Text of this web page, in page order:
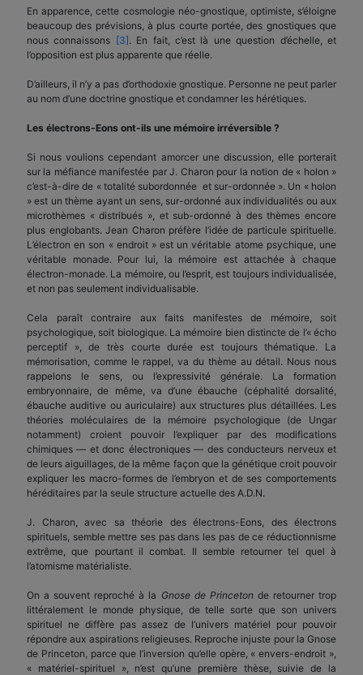
En apparence, cette cosmologie néo-gnostique, optimiste, s’éloigne
beaucoup des prévisions, à plus courte portée, des gnostiques que
nous connaissons [3]. En fait, c’est là une question d’échelle, et
l’opposition est plus apparente que réelle.
D’ailleurs, il n’y a pas d’orthodoxie gnostique. Personne ne peut parler
au nom d’une doctrine gnostique et condamner les hérétiques.
Les électrons-Eons ont-ils une mémoire irréversible ?
Si nous voulions cependant amorcer une discussion, elle porterait
sur la méfiance manifestée par J. Charon pour la notion de « holon »
c’est-à-dire de « totalité subordonnée et sur-ordonnée ». Un « holon
» est un thème ayant un sens, sur-ordonné aux individualités ou aux
microthèmes « distribués », et sub-ordonné à des thèmes encore
plus englobants. Jean Charon préfère l’idée de particule spirituelle.
L’électron en son « endroit » est un véritable atome psychique, une
véritable monade. Pour lui, la mémoire est attachée à chaque
électron-monade. La mémoire, ou l’esprit, est toujours individualisée,
et non pas seulement individualisable.
Cela paraît contraire aux faits manifestes de mémoire, soit
psychologique, soit biologique. La mémoire bien distincte de l’« écho
perceptif », de très courte durée est toujours thématique. La
mémorisation, comme le rappel, va du thème au détail. Nous nous
rappelons le sens, ou l’expressivité générale. La formation
embryonnaire, de même, va d’une ébauche (céphalité dorsalité,
ébauche auditive ou auriculaire) aux structures plus détaillées. Les
théories moléculaires de la mémoire psychologique (de Ungar
notamment) croient pouvoir l’expliquer par des modifications
chimiques — et donc électroniques — des conducteurs nerveux et
de leurs aiguillages, de la même façon que la génétique croit pouvoir
expliquer les macro-formes de l’embryon et de ses comportements
héréditaires par la seule structure actuelle des A.D.N.
J. Charon, avec sa théorie des électrons-Eons, des électrons
spirituels, semble mettre ses pas dans les pas de ce réductionnisme
extrême, que pourtant il combat. Il semble retourner tel quel à
l’atomisme matérialiste.
On a souvent reproché à la Gnose de Princetonde retourner trop
littéralement le monde physique, de telle sorte que son univers
spirituel ne diffère pas assez de l’univers matériel pour pouvoir
répondre aux aspirations religieuses. Reproche injuste pour la Gnose
de Princeton, parce que l’inversion qu’elle opère, « envers-endroit »,
« matériel-spirituel », n’est qu’une première thèse, suivie de la